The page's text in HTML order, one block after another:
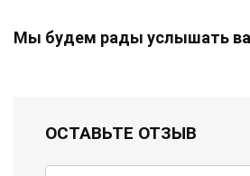
Мы будем рады услышать
ОСТАВЬТЕ ОТЗЫВ